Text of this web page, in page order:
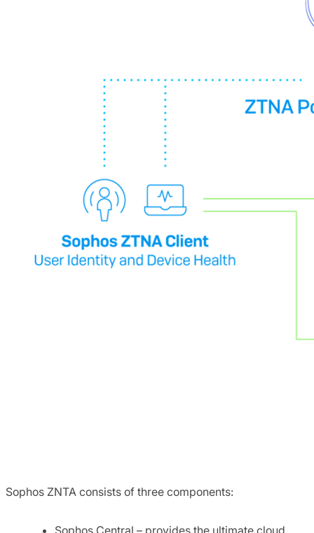
Sophos ZNTA consists of three components:
Sophos Central – provides the ultimate cloud